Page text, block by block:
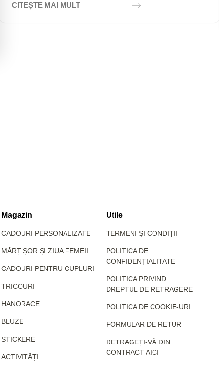
CITEȘTE MAI MULT
Magazin
CADOURI PERSONALIZATE
MĂRȚIȘOR ȘI ZIUA FEMEII
CADOURI PENTRU CUPLURI
TRICOURI
HANORACE
BLUZE
STICKERE
ACTIVITĂȚI
Utile
TERMENI ȘI CONDIȚII
POLITICA DE
CONFIDENȚIALITATE
POLITICA PRIVIND
DREPTUL DE RETRAGERE
POLITICA DE COOKIE-URI
FORMULAR DE RETUR
RETRAGEȚI-VĂ DIN
CONTRACT AICI